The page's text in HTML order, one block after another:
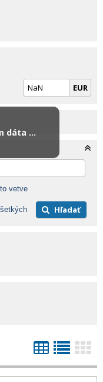
EUR
vetve
Hľadať
dáta ...